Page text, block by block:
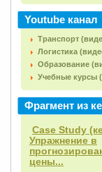
Youtube канал
Транспорт
Логистика
Образование
Учебные курсы
Фрагмент из
Case Study
Упражнение в
цены...